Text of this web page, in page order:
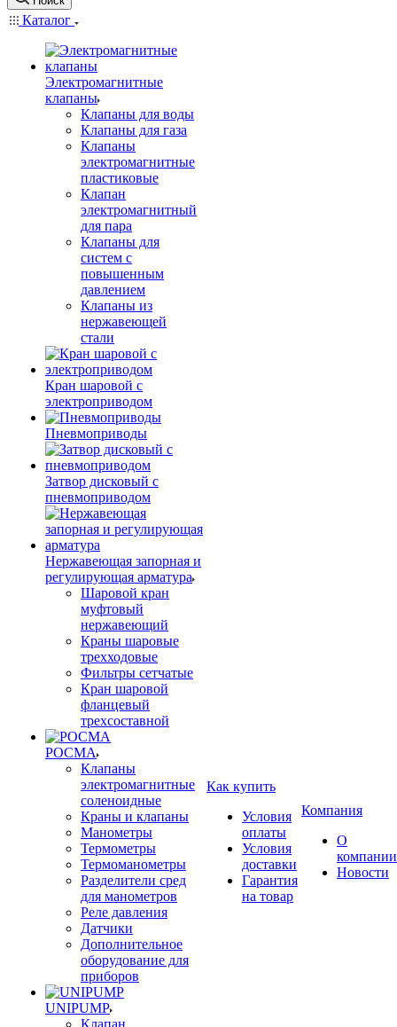
Каталог
Электромагнитные
клапаны
Клапаны для воды
Клапаны для газа
Клапаны
электромагнитные
пластиковые
Клапан
электромагнитный
для пара
Клапаны для
систем с
повышенным
давлением
Клапаны из
нержавеющей
стали
Кран шаровой с
электроприводом
Пневмоприводы
Затвор дисковый с
пневмоприводом
Нержавеющая запорная и
регулирующая арматура
Шаровой кран
муфтовый
нержавеющий
Краны шаровые
трехходовые
Фильтры сетчатые
Кран шаровой
фланцевый
трехсоставной
РОСМА
Клапаны
электромагнитные
соленоидные
Краны и клапаны
Манометры
Термометры
Термоманометры
Разделители сред
для манометров
Реле давления
Датчики
Дополнительное
оборудование для
приборов
UNIPUMP
Клапан
Как купить
Условия
оплаты
Условия
доставки
Гарантия
на товар
Компания
О
компании
Новости